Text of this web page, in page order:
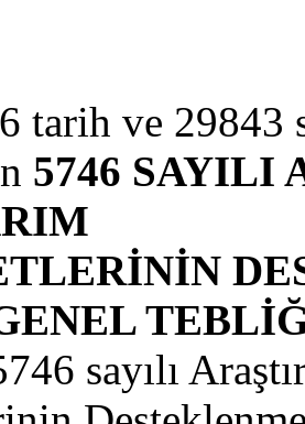
tarih ve 29843
5746 SAYILI
sayılı